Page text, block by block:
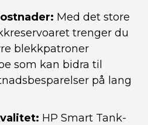
Med det store
trenger du
blekkpatroner
som kan bidra til
på lang
HP Smart Tank-